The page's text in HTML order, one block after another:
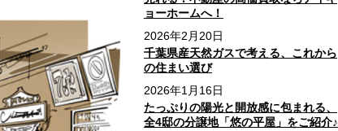
ョーホームへ！
2026年2月20日
千葉県産天然ガスで考える、これから
の住まい選び
2026年1月16日
たっぷりの陽光と開放感に包まれる、
全4邸の分譲地「悠の平屋」をご紹介♪